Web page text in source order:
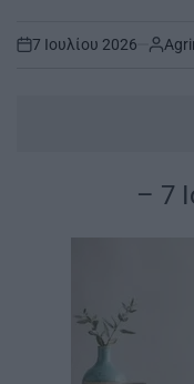
on
7 Ιουλίου 2026
– 7